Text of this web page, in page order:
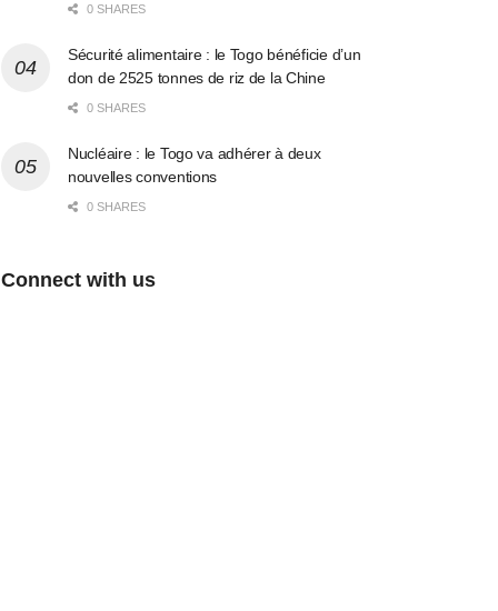
0 SHARES
Sécurité alimentaire : le Togo bénéficie d’un
don de 2525 tonnes de riz de la Chine
0 SHARES
Nucléaire : le Togo va adhérer à deux
nouvelles conventions
0 SHARES
Connect with us